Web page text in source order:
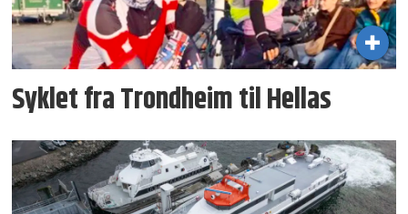
Syklet fra Trondheim til Hellas